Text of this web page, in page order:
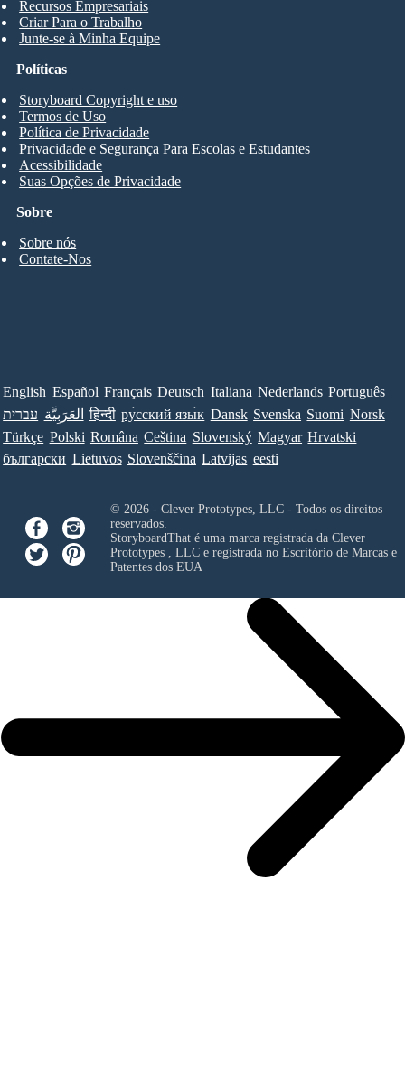
Recursos Empresariais
Criar Para o Trabalho
Junte-se à Minha Equipe
Sobre
Sobre nós
Contate-Nos
Políticas
Storyboard Copyright e uso
Termos de Uso
Política de Privacidade
Privacidade e Segurança Para Escolas e Estudantes
Acessibilidade
Suas Opções de Privacidade
English Español Français Deutsch Italiana Nederlands Português
עברית العَرَبِيَّة हिन्दी ру́сский язы́к Dansk Svenska Suomi Norsk
Türkçe Polski Româna Ceština Slovenský Magyar Hrvatski
български Lietuvos Slovenščina Latvijas eesti
© 2026 - Clever Prototypes, LLC - Todos os direitos
reservados.
StoryboardThat é uma marca registrada da Clever
Prototypes , LLCe registrada no Escritório de Marcas e
Patentes dos EUA